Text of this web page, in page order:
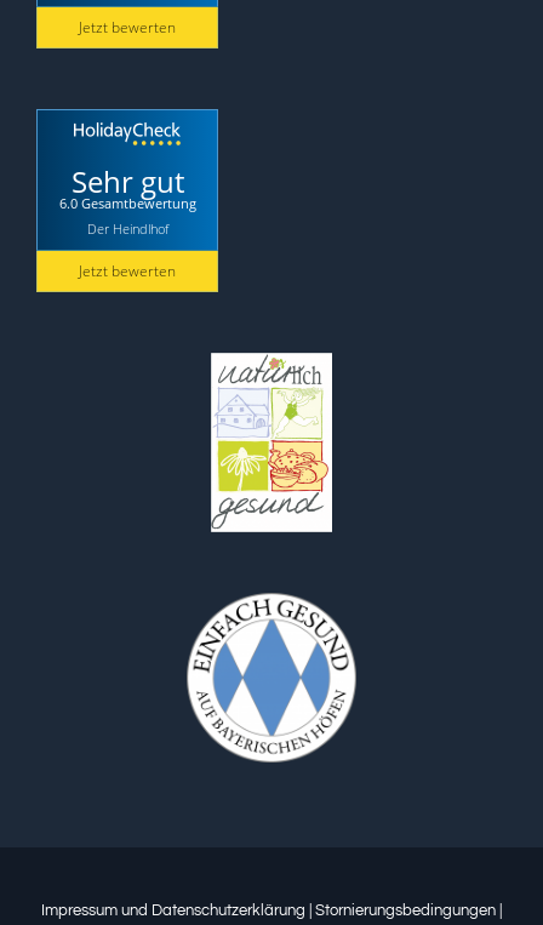
Jetzt bewerten
Sehr gut
6.0 Gesamtbewertung
Der Heindlhof
Jetzt bewerten
Impressum und Datenschutzerklärung Stornierungsbedingungen